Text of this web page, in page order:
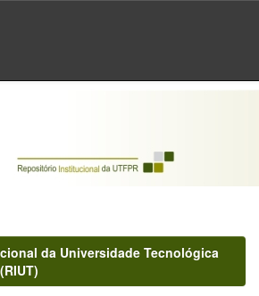
da Universidade Tecnológica